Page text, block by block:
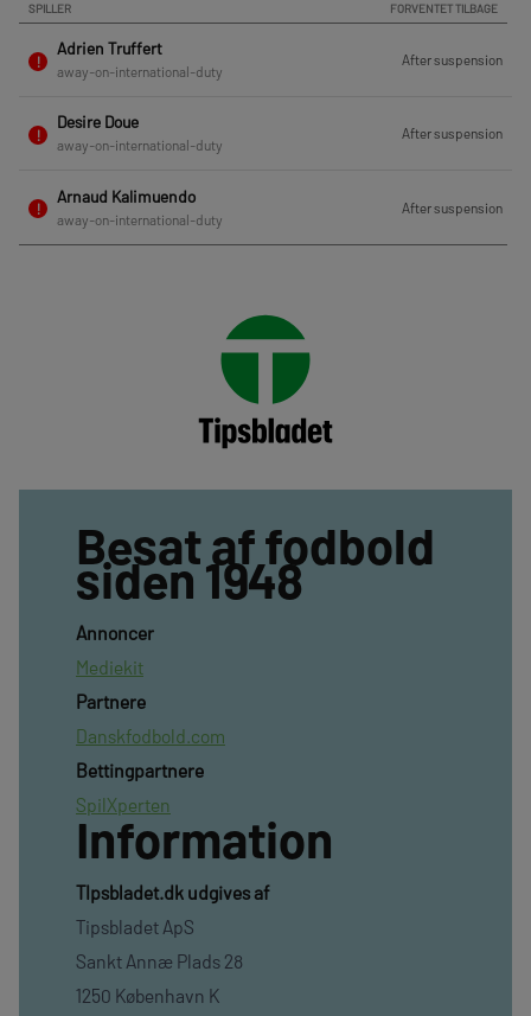
Besat af fodbold
siden 1948
Annoncer
Mediekit
Partnere
Danskfodbold.com
Bettingpartnere
SpilXperten
Information
TIpsbladet.dk udgives af
Tipsbladet ApS
Sankt Annæ Plads 28
1250 København K